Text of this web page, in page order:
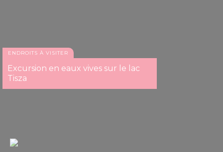
ENDROITS À VISITER
Excursion en eaux vives sur le lac
Tisza